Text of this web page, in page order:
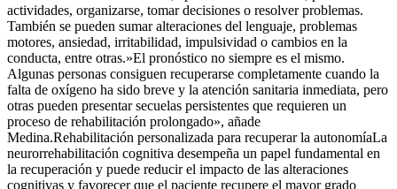
actividades, organizarse, tomar decisiones o resolver problemas.
También se pueden sumar alteraciones del lenguaje, problemas
motores, ansiedad, irritabilidad, impulsividad o cambios en la
conducta, entre otras.»El pronóstico no siempre es el mismo.
Algunas personas consiguen recuperarse completamente cuando la
falta de oxígeno ha sido breve y la atención sanitaria inmediata, pero
otras pueden presentar secuelas persistentes que requieren un
proceso de rehabilitación prolongado», añade
Medina.Rehabilitación personalizada para recuperar la autonomíaLa
neurorrehabilitación cognitiva desempeña un papel fundamental en
la recuperación y puede reducir el impacto de las alteraciones
cognitivas y favorecer que el paciente recupere el mayor grado